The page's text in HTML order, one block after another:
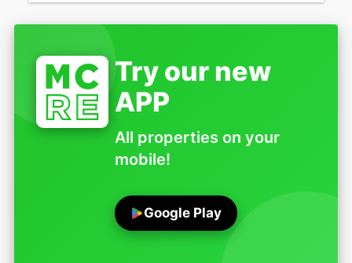
Try our new
APP
All properties on your
mobile!
Google Play